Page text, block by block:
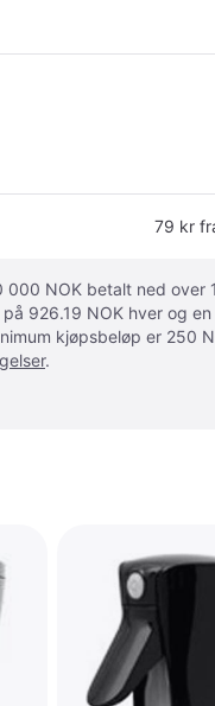
79 kr
000 NOK betalt ned over
926.19 NOK hver og
kjøpsbeløp er 250
.